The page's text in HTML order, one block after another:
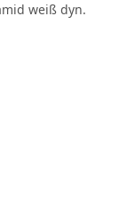
weiß dyn.